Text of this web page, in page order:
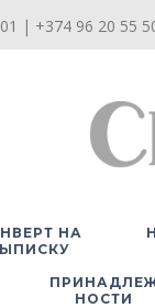
| +374 96 20 55
НА
НОСТИ